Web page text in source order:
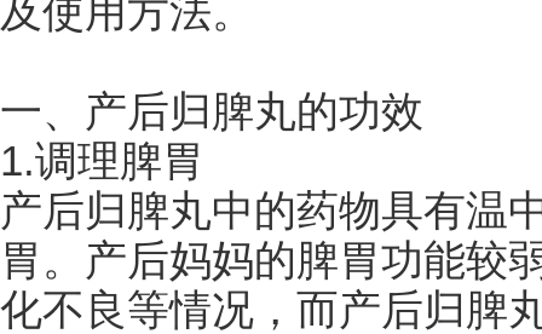
及使用方法。
一、产后归脾丸的功效
1.调理脾胃
产后归脾丸中的药物具有温
胃。产后妈妈的脾胃功能较
化不良等情况，而产后归脾